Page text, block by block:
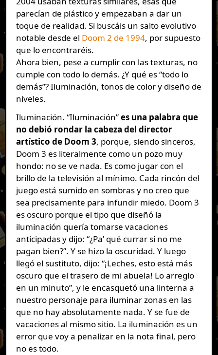
parecían de plástico y empezaban a dar un
toque de realidad. Si buscáis un salto evolutivo
notable desde el Doom 2 de 1994, por supuesto
que lo encontraréis.
Ahora bien, pese a cumplir con las texturas, no
cumple con todo lo demás. ¿Y qué es “todo lo
demás”? Iluminación, tonos de color y diseño de
niveles.
Iluminación. “Iluminación”es una palabra que
no debió rondar la cabeza del director
artístico de Doom 3, porque, siendo sinceros,
Doom 3 es literalmente como un pozo muy
hondo: no se ve nada. Es como jugar con el
brillo de la televisión al mínimo. Cada rincón del
juego está sumido en sombras y no creo que
sea precisamente para infundir miedo. Doom 3
es oscuro porque el tipo que diseñó la
iluminación quería tomarse vacaciones
anticipadas y dijo: “¿Pa’ qué currar si no me
pagan bien?”. Y se hizo la oscuridad. Y luego
llegó el sustituto, dijo: “¡Leches, esto está más
oscuro que el trasero de mi abuela! Lo arreglo
en un minuto”, y le encasquetó una linterna a
nuestro personaje para iluminar zonas en las
que no hay absolutamente nada. Y se fue de
vacaciones al mismo sitio. La iluminación es un
error que voy a penalizar en la nota final, pero
no es todo.